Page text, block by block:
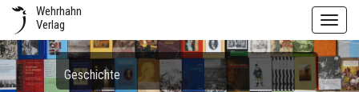
Wehrhahn
Verlag
Geschichte